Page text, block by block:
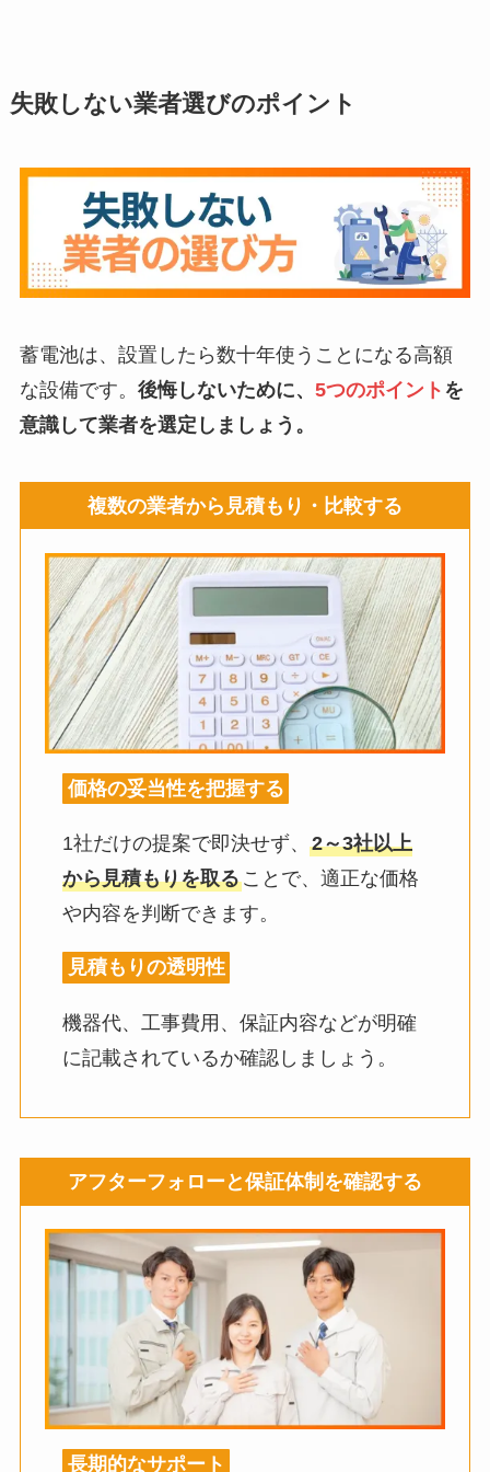
失敗しない業者選びのポイント
蓄電池は、設置したら数十年使うことになる高額
な設備です。 後悔しないために、 5つのポイント を
意識して業者を選定しましょう。
複数の業者から見積もり・比較する
価格の妥当性を把握する
1社だけの提案で即決せず、2～3社以上
から見積もりを取ることで、適正な価格
や内容を判断できます。
見積もりの透明性
機器代、工事費用、保証内容などが明確
に記載されているか確認しましょう。
アフターフォローと保証体制を確認する
長期的なサポート